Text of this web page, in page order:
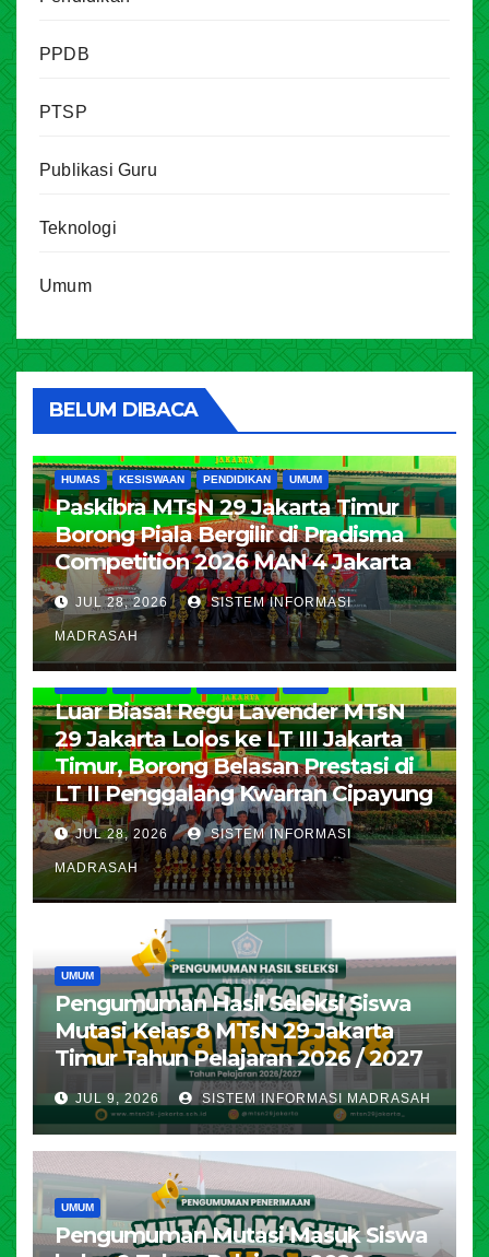
PPDB
PTSP
Publikasi Guru
Teknologi
Umum
BELUM DIBACA
HUMAS KESISWAAN PENDIDIKAN UMUM
Paskibra MTsN 29 Jakarta Timur
Borong Piala Bergilir di Pradisma
Competition 2026 MAN 4 Jakarta
JUL 28, 2026 SISTEM INFORMASI
MADRASAH
Luar Biasa! Regu Lavender MTsN
29 Jakarta Lolos ke LT III Jakarta
Timur, Borong Belasan Prestasi di
LT II Penggalang Kwarran Cipayung
JUL 28, 2026 SISTEM INFORMASI
MADRASAH
UMUM
Pengumuman Hasil Seleksi Siswa
Mutasi Kelas 8 MTsN 29 Jakarta
Timur Tahun Pelajaran 2026 / 2027
JUL 9, 2026 SISTEM INFORMASI MADRASAH
UMUM
Pengumuman Mutasi Masuk Siswa